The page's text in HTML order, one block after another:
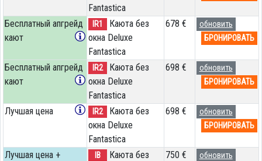
Fantastica
Бесплатный апгрейд
кают
IR1
Каюта без
окна Deluxe
Fantastica
678 €
обновить
БРОНИРОВАТЬ
Бесплатный апгрейд
кают
IR2
Каюта без
окна Deluxe
Fantastica
698 €
обновить
БРОНИРОВАТЬ
Лучшая цена IR2
Каюта без
окна Deluxe
Fantastica
698 €
обновить
БРОНИРОВАТЬ
Лучшая цена +
IB
Каюта без
750 €
обновить